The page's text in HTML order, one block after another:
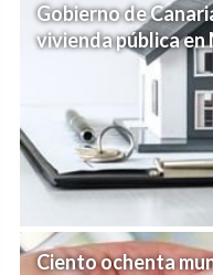
Gobierno de
vivienda pública en
Ciento ochenta